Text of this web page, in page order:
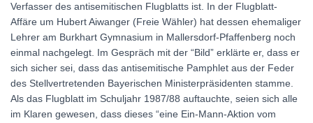
Verfasser des antisemitischen Flugblatts ist. In der Flugblatt-
Affäre um Hubert Aiwanger (Freie Wähler) hat dessen ehemaliger
Lehrer am Burkhart Gymnasium in Mallersdorf-Pfaffenberg noch
einmal nachgelegt. Im Gespräch mit der “Bild” erklärte er, dass er
sich sicher sei, dass das antisemitische Pamphlet aus der Feder
des Stellvertretenden Bayerischen Ministerpräsidenten stamme.
Als das Flugblatt im Schuljahr 1987/88 auftauchte, seien sich alle
im Klaren gewesen, dass dieses “eine Ein-Mann-Aktion vom